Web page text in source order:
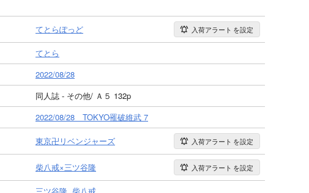
てとらぽっど 入荷アラート を設定
てとら
2022/08/28
同人誌 - その他/ Ａ５ 132p
2022/08/28 TOKYO罹破維武 7
東京卍リベンジャーズ 入荷アラート を設定
柴八戒×三ツ谷隆 入荷アラート を設定